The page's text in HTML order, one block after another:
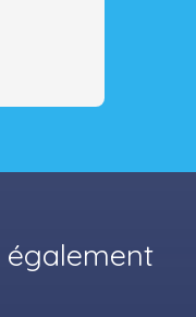
également